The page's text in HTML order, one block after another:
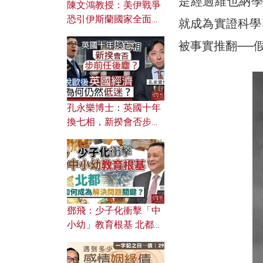
就成為實證科
被事實推翻──
陳文鴻教授：美伊戰爭
恐引伊斯蘭國家全面反
對付北約美國？
孔永樂博士：英國十年
換七相，新揆會否步前
濟為何仍然低迷？
鄧飛：少子化衝擊「中
小幼」教育根基 北都如